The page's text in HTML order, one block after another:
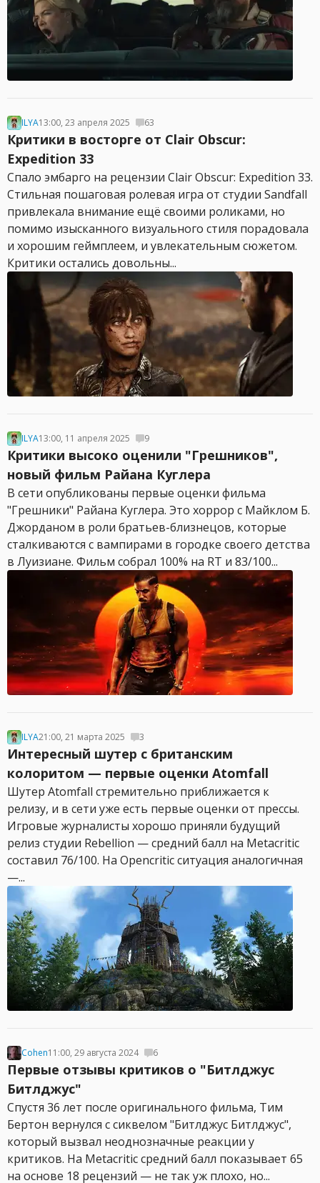
ILYA13:00, 23 апреля 2025 63
Критики в восторге от Clair Obscur:
Expedition 33
Спало эмбарго на рецензии Clair Obscur: Expedition 33.
Стильная пошаговая ролевая игра от студии Sandfall
привлекала внимание ещё своими роликами, но
помимо изысканного визуального стиля порадовала
и хорошим геймплеем, и увлекательным сюжетом.
Критики остались довольны...
ILYA13:00, 11 апреля 2025 9
Критики высоко оценили "Грешников",
новый фильм Райана Куглера
В сети опубликованы первые оценки фильма
"Грешники" Райана Куглера. Это хоррор с Майклом Б.
Джорданом в роли братьев-близнецов, которые
сталкиваются с вампирами в городке своего детства
в Луизиане. Фильм собрал 100% на RT и 83/100...
ILYA21:00, 21 марта 2025 3
Интересный шутер с британским
колоритом — первые оценки Atomfall
Шутер Atomfall стремительно приближается к
релизу, и в сети уже есть первые оценки от прессы.
Игровые журналисты хорошо приняли будущий
релиз студии Rebellion — средний балл на Metacritic
составил 76/100. На Opencritic ситуация аналогичная
—...
Cohen11:00, 29 августа 2024 6
Первые отзывы критиков о "Битлджус
Битлджус"
Спустя 36 лет после оригинального фильма, Тим
Бертон вернулся с сиквелом "Битлджус Битлджус",
который вызвал неоднозначные реакции у
критиков. На Metacritic средний балл показывает 65
на основе 18 рецензий — не так уж плохо, но...